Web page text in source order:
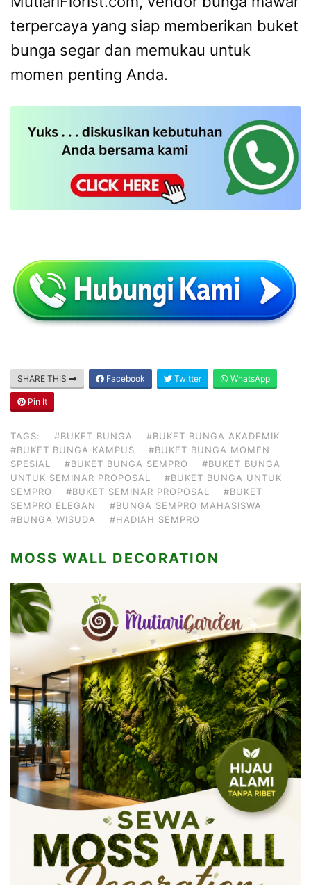
terpercaya yang siap memberikan buket
bunga segar dan memukau untuk
momen penting Anda.
SHARE THIS Facebook Twitter WhatsApp
Pin It
TAGS: #BUKET BUNGA
#BUKET BUNGA AKADEMIK
#BUKET BUNGA KAMPUS
#BUKET BUNGA MOMEN
SPESIAL
#BUKET BUNGA SEMPRO
#BUKET BUNGA
UNTUK SEMINAR PROPOSAL
#BUKET BUNGA UNTUK
SEMPRO
#BUKET SEMINAR PROPOSAL
#BUKET
SEMPRO ELEGAN
#BUNGA SEMPRO MAHASISWA
#BUNGA WISUDA
#HADIAH SEMPRO
MOSS WALL DECORATION